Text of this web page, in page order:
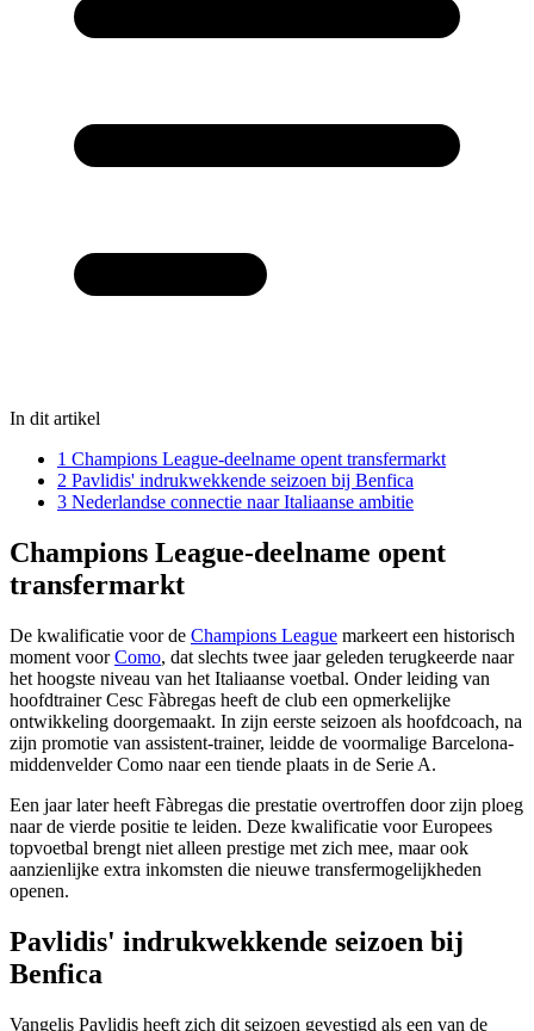
In dit artikel
1 Champions League-deelname opent transfermarkt
2 Pavlidis' indrukwekkende seizoen bij Benfica
3 Nederlandse connectie naar Italiaanse ambitie
Champions League-deelname opent
transfermarkt
De kwalificatie voor de Champions League markeert een historisch
moment voorComo, dat slechts twee jaar geleden terugkeerde naar
het hoogste niveau van het Italiaanse voetbal. Onder leiding van
hoofdtrainer Cesc Fàbregas heeft de club een opmerkelijke
ontwikkeling doorgemaakt. In zijn eerste seizoen als hoofdcoach, na
zijn promotie van assistent-trainer, leidde de voormalige Barcelona-
middenvelder Como naar een tiende plaats in de Serie A.
Een jaar later heeft Fàbregas die prestatie overtroffen door zijn ploeg
naar de vierde positie te leiden. Deze kwalificatie voor Europees
topvoetbal brengt niet alleen prestige met zich mee, maar ook
aanzienlijke extra inkomsten die nieuwe transfermogelijkheden
openen.
Pavlidis' indrukwekkende seizoen bij
Benfica
Vangelis Pavlidis heeft zich dit seizoen gevestigd als een van de